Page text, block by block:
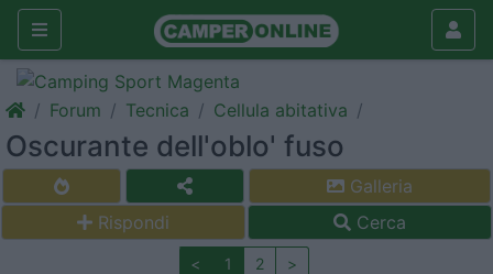
Forum Tecnica Cellula abitativa
Oscurante dell'oblo' fuso
Galleria
Rispondi
Cerca
< 1 2 >